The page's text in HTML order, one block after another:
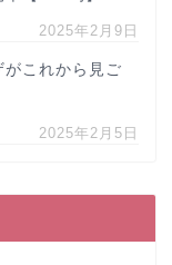
2025年2月9日
これから見ご
2025年2月5日